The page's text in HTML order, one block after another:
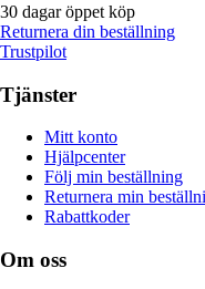
30 dagar öppet köp
Returnera din beställning
Trustpilot
Tjänster
Mitt konto
Hjälpcenter
Följ min beställning
Returnera min
Rabattkoder
Om oss